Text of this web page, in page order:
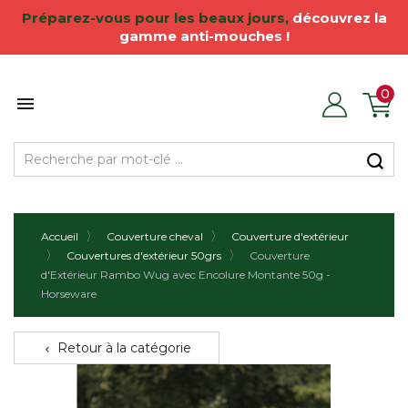
Préparez-vous pour les beaux jours, découvrez la
gamme anti-mouches !
 0
Accueil Couverture cheval
Couverture d'extérieur
Couvertures d'extérieur 50grs
Couverture
d'Extérieur Rambo Wug avec Encolure Montante 50g -
Horseware
 Retour à la catégorie